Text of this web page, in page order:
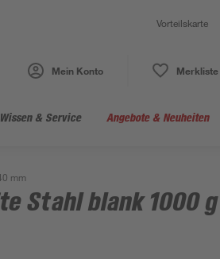
Vorteilskarte
Mein Konto Merkliste
Wissen & Service Angebote & Neuheiten
mm
Stahl blank 1000